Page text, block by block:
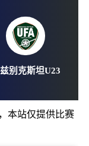
本站仅提供比赛